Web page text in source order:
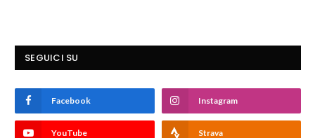
SEGUICI SU
Facebook Instagram
YouTube Strava